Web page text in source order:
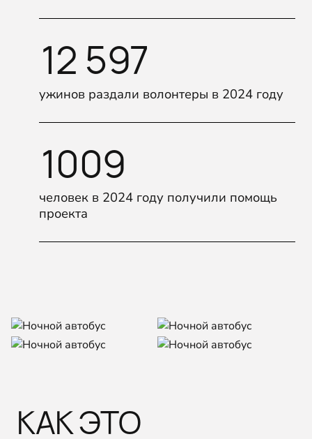
12 597
ужинов раздали волонтеры в 2024 году
1009
человек в 2024 году получили помощь
проекта
КАК ЭТО